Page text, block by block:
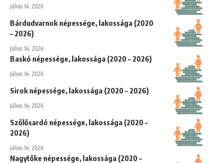
július 14, 2026
Bárdudvarnok népessége, lakossága (2020
– 2026)
július 14, 2026
Baskó népessége, lakossága (2020 – 2026)
július 14, 2026
Sirok népessége, lakossága (2020 – 2026)
július 14, 2026
Szőlősardó népessége, lakossága (2020 –
2026)
július 14, 2026
Nagytőke népessége, lakossága (2020 –